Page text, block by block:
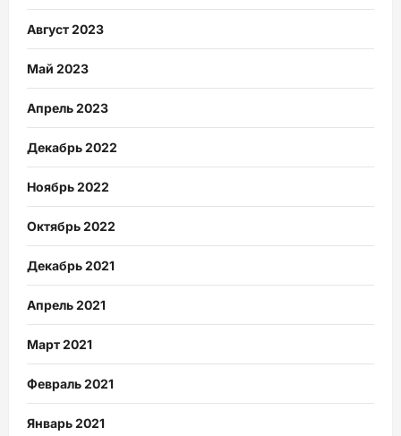
Август 2023
Май 2023
Апрель 2023
Декабрь 2022
Ноябрь 2022
Октябрь 2022
Декабрь 2021
Апрель 2021
Март 2021
Февраль 2021
Январь 2021